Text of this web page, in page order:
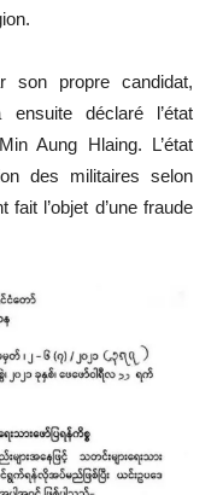
son propre candidat,
déclaré l’état
Aung Hlaing. L’état
des militaires selon
l’objet d’une fraude